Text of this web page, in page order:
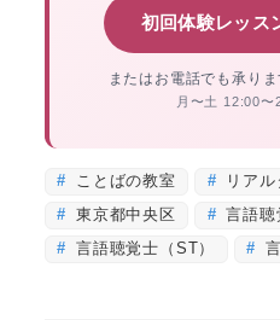
初回体験レッス
またはお電話でも承りま
月〜土 12:00〜
ことばの教室
リア
東京都中央区
言語聴
言語聴覚士（ST）